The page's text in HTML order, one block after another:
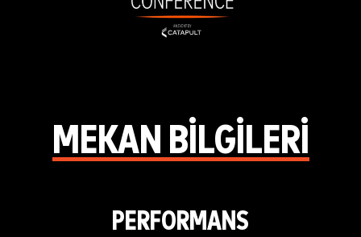
MEKAN BİLGİLERİ
PERFORMANS